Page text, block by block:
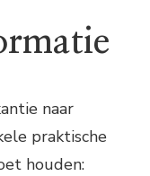
naar
praktische
houden: